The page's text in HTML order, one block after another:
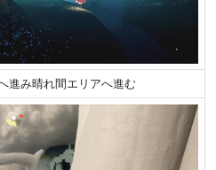
進み晴れ間エリアへ進む